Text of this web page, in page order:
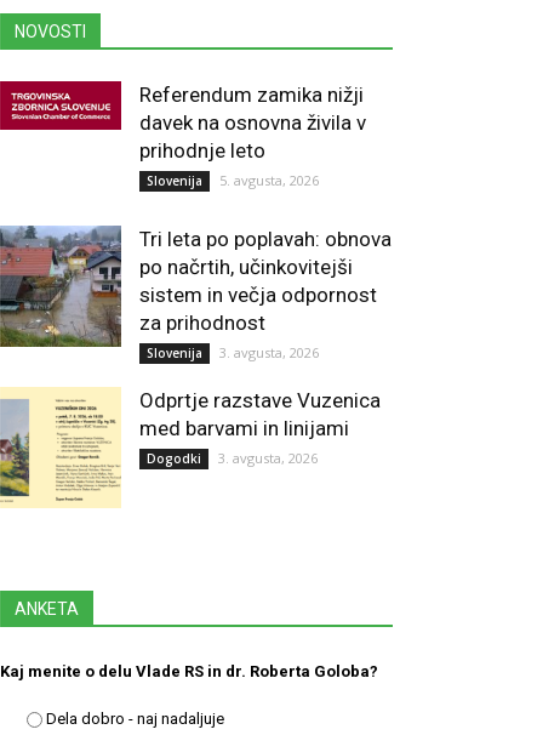
NOVOSTI
Referendum zamika nižji
davek na osnovna živila v
prihodnje leto
Slovenija 5. avgusta, 2026
Tri leta po poplavah: obnova
po načrtih, učinkovitejši
sistem in večja odpornost
za prihodnost
Slovenija 3. avgusta, 2026
Odprtje razstave Vuzenica
med barvami in linijami
Dogodki 3. avgusta, 2026
ANKETA
Kaj menite o delu Vlade RS in dr. Roberta Goloba?
Dela dobro - naj nadaljuje